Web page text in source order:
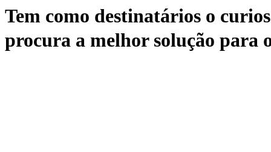
Tem como destinatários o
procura a melhor solução para